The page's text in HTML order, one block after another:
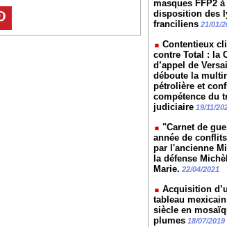
masques FFP2 à
disposition des
franciliens 21/01/
Contentieux
contre Total : la
d’appel de
déboute la
pétrolière et
compétence du
judiciaire 19/11/
"Carnet de
année de
par l'ancienne
la défense
Marie. 22/04/2021
Acquisition
tableau
siècle en
plumes 18/07/2019